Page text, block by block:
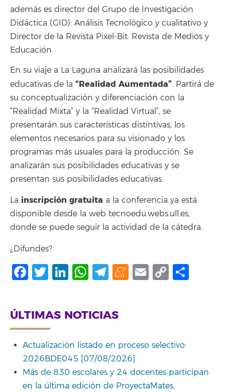
además es director del Grupo de Investigación
Didáctica (GID): Análisis Tecnológico y cualitativo y
Director de la Revista Pixel-Bit. Revista de Medios y
Educación.
En su viaje a La Laguna analizará las posibilidades
educativas de la “Realidad Aumentada”. Partirá de
su conceptualización y diferenciación con la
“Realidad Mixta” y la “Realidad Virtual”, se
presentarán sus características distintivas, los
elementos necesarios para su visionado y los
programas más usuales para la producción. Se
analizarán sus posibilidades educativas y se
presentan sus posibilidades educativas.
La inscripción gratuita a la conferencia ya está
disponible desde la web tecnoedu.webs.ull.es,
donde se puede seguir la actividad de la cátedra.
¿Difundes?
Facebook
Twitter
LinkedIn
WhatsApp
Telegram
Meneame
Email
Copy
ÚLTIMAS NOTICIAS
Actualización listado en proceso selectivo:
2026BDE045 [07/08/2026]
Más de 830 escolares y 24 docentes participan
en la última edición de ProyectaMates,